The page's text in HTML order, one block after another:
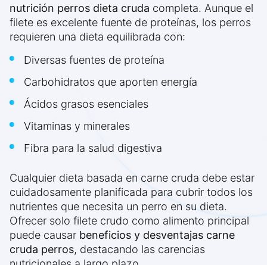
nutrición perros dieta cruda completa. Aunque el
filete es excelente fuente de proteínas, los perros
requieren una dieta equilibrada con:
Diversas fuentes de proteína
Carbohidratos que aporten energía
Ácidos grasos esenciales
Vitaminas y minerales
Fibra para la salud digestiva
Cualquier dieta basada en carne cruda debe estar
cuidadosamente planificada para cubrir todos los
nutrientes que necesita un perro en su dieta.
Ofrecer solo filete crudo como alimento principal
puede causar beneficios y desventajas carne
cruda perros, destacando las carencias